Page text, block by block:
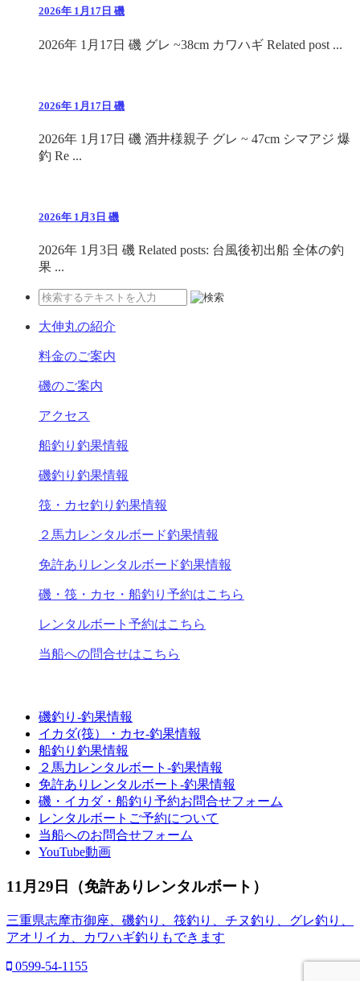
2026年 1月17日 磯
2026年 1月17日 磯 グレ ~38cm カワハギ Related post ...
2026年 1月17日 磯
2026年 1月17日 磯 酒井様親子 グレ ~ 47cm シマアジ 爆
釣 Re ...
2026年 1月3日 磯
2026年 1月3日 磯 Related posts: 台風後初出船 全体の釣
果 ...
大伸丸の紹介
料金のご案内
磯のご案内
アクセス
船釣り釣果情報
磯釣り釣果情報
筏・カセ釣り釣果情報
２馬力レンタルボード釣果情報
免許ありレンタルボード釣果情報
磯・筏・カセ・船釣り予約はこちら
レンタルボート予約はこちら
当船への問合せはこちら
磯釣り-釣果情報
イカダ(筏）・カセ-釣果情報
船釣り釣果情報
２馬力レンタルボート-釣果情報
免許ありレンタルボート-釣果情報
磯・イカダ・船釣り予約お問合せフォーム
レンタルボートご予約について
当船へのお問合せフォーム
YouTube動画
11月29日（免許ありレンタルボート）
三重県志摩市御座、磯釣り、筏釣り、チヌ釣り、グレ釣り、
アオリイカ、カワハギ釣りもできます
0599-54-1155